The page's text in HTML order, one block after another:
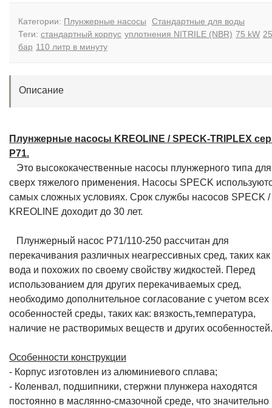
Категории: Плунжерные насосы
Стандартные для воды
Теги: стандартный корпус уплотнения NITRILE (NBR) 75 kW
бар 110 литр в минуту
Описание
Плунжерные насосы KREOLINE / SPECK-TRIPLEX
P71.
Это высококачественные насосы плунжерного типа для
сверх тяжелого применения. Насосы SPECK
самых сложных условиях. Срок службы насосов SPECK /
KREOLINE доходит до 30 лет.
Плунжерный насос P71/110-250 рассчитан для
перекачивания различных неагрессивных сред, таких как
вода и похожих по своему свойству жидкостей. Перед
использованием для других перекачиваемых сред,
необходимо дополнительное согласование с учетом всех
особенностей среды, таких как: вязкость,температура,
наличие не растворимых веществ и других особенностей.
Особенности конструкции
- Корпус изготовлен из алюминиевого сплава;
- Коленвал, подшипники, стержни плунжера находятся
постоянно в маслянно-смазочной среде, что значительно